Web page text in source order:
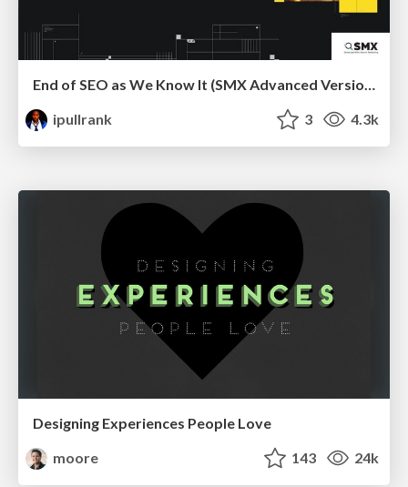
End of SEO as We Know It (SMX Advanced Version)
ipullrank
3 4.3k
Designing Experiences People Love
moore
143 24k